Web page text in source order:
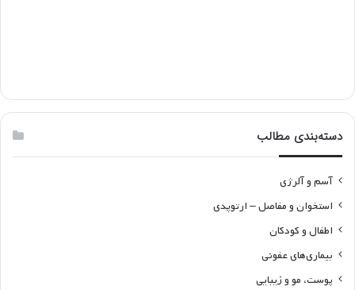
دسته‌بندی مطالب
آسم و آلرژی
استخوان و مفاصل – ارتوپدی
اطفال و کودکان
بیماری‌های عفونی
پوست، مو و زیبایی